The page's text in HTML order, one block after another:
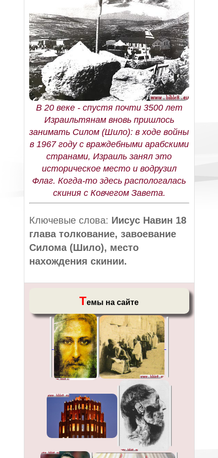
В 20 веке - спустя почти 3500 лет
Израильтянам вновь пришлось
занимать Силом (Шило): в ходе войны
в 1967 году с враждебными арабскими
странами, Израиль занял это
историческое место и водрузил
Флаг. Когда-то здесь распологалась
скиния с Ковчегом Завета.
Ключевые слова: Иисус Навин 18
глава толкование, завоевание
Силома (Шило), место
нахождения скинии.
Темы на сайте